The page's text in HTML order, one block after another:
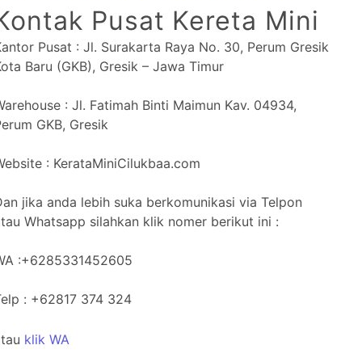
Pusat Kereta Mini
Pusat : Jl. Surakarta Raya No. 30, Perum Gresik
Baru (GKB), Gresik – Jawa Timur
: Jl. Fatimah Binti Maimun Kav. 04934,
GKB, Gresik
: KerataMiniCilukbaa.com
jika anda lebih suka berkomunikasi via Telpon
Whatsapp silahkan klik nomer berikut ini :
:+6285331452605
: +62817 374 324
klik WA